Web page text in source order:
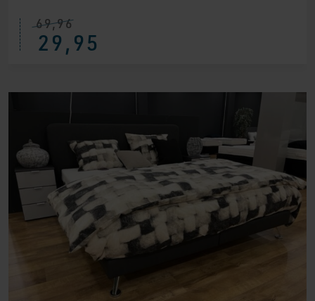
69,96
Ursprünglicher
Preis
war:
29,95
Aktueller
Preis
ist: